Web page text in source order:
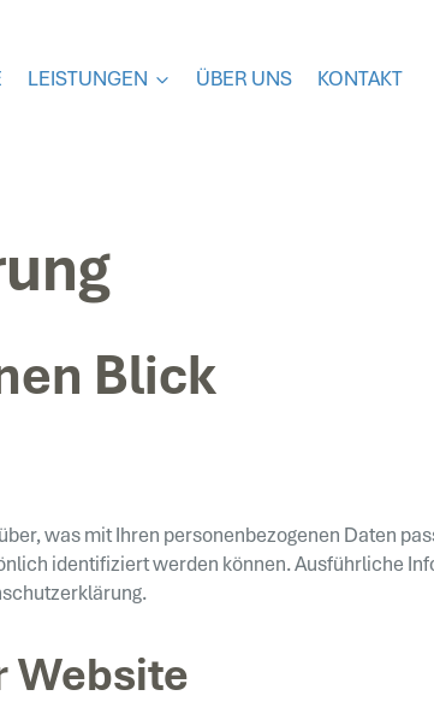
LEISTUNGEN ÜBER UNS KONTAKT
Blick
was mit Ihren personenbezogenen Daten
identifiziert werden können. Ausführliche
Website